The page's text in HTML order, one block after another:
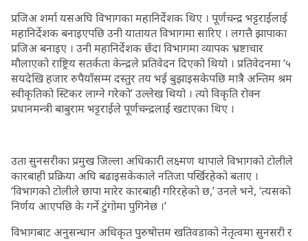
प्रजिअ शर्मा यसअघि विभागका महानिर्देशक थिए । पूर्णचन्द्र भट्टराईलाई
महानिर्देशक बनाइएपछि उनी यातायत विभागमा सारिए । लगत्तै झापाका
प्रजिअ बनाइए । उनी महानिर्देशक छँदा विभागमा व्यापक भ्रष्टाचार
मौलाएको राष्ट्रिय सतर्कता केन्द्रले प्रतिवेदन दिएको थियो । प्रतिवेदनमा ‘५
सयदेखि हजार रुपैयाँसम्म दस्तुर तय भई बुझाइसकेपछि मात्रै अन्तिम श्रम
स्वीकृतिको स्टिकर लाग्ने गरेको’ उल्लेख थियो । त्यो विकृति रोक्न
प्रधानमन्त्री बाबुराम भट्टराईले पूर्णचन्द्रलाई खटाएका थिए ।
उता सुनसरीका प्रमुख जिल्ला अधिकारी लक्ष्मण थापाले विभागको टोलीले
कारबाही प्रक्रिया अघि बढाइसकेकाले नतिजा पर्खिरहेको बताए ।
‘विभागको टोलीले छापा मारेर कारबाही गरिरहेको छ,’ उनले भने, ‘त्यसको
निर्णय आएपछि के गर्ने टुंगोमा पुगिनेछ ।’
विभागबाट अनुसन्धान अधिकृत पुरुषोत्तम खतिवडाको नेतृत्वमा सुनसरी र